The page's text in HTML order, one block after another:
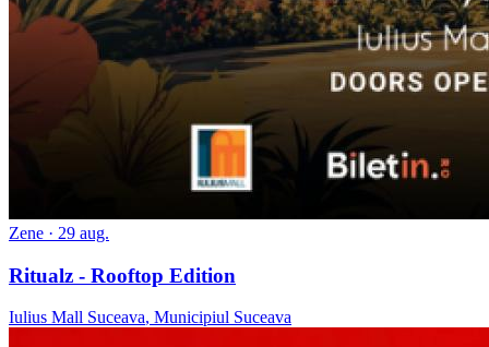
Zene · 29 aug.
Ritualz - Rooftop Edition
Iulius Mall Suceava, Municipiul Suceava